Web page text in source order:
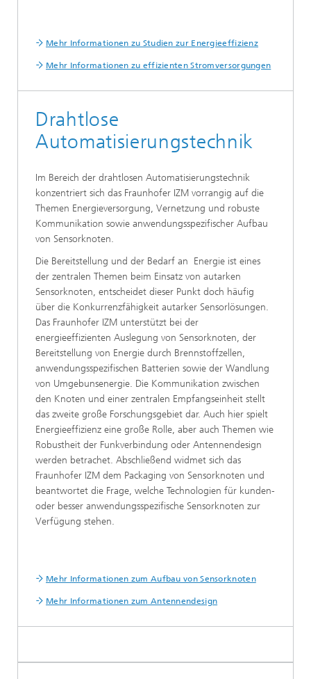
Mehr Informationen zu Studien zur Energieeffizienz
Mehr Informationen zu effizienten Stromversorgungen
Drahtlose
Automatisierungstechnik
Im Bereich der drahtlosen Automatisierungstechnik
konzentriert sich das Fraunhofer IZM vorrangig auf die
Themen Energieversorgung, Vernetzung und robuste
Kommunikation sowie anwendungsspezifischer Aufbau
von Sensorknoten.
Die Bereitstellung und der Bedarf an Energie ist eines
der zentralen Themen beim Einsatz von autarken
Sensorknoten, entscheidet dieser Punkt doch häufig
über die Konkurrenzfähigkeit autarker Sensorlösungen.
Das Fraunhofer IZM unterstützt bei der
energieeffizienten Auslegung von Sensorknoten, der
Bereitstellung von Energie durch Brennstoffzellen,
anwendungsspezifischen Batterien sowie der Wandlung
von Umgebunsenergie. Die Kommunikation zwischen
den Knoten und einer zentralen Empfangseinheit stellt
das zweite große Forschungsgebiet dar. Auch hier spielt
Energieeffizienz eine große Rolle, aber auch Themen wie
Robustheit der Funkverbindung oder Antennendesign
werden betrachet. Abschließend widmet sich das
Fraunhofer IZM dem Packaging von Sensorknoten und
beantwortet die Frage, welche Technologien für kunden-
oder besser anwendungsspezifische Sensorknoten zur
Verfügung stehen.
Mehr Informationen zum Aufbau von Sensorknoten
Mehr Informationen zum Antennendesign